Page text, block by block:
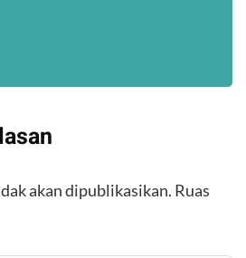
akan dipublikasikan. Ruas